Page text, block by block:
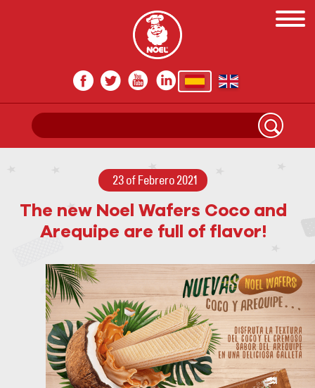
23 of Febrero 2021
The new Noel Wafers Coco and
Arequipe are full of flavor!